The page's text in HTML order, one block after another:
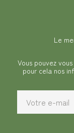
Le
Vous pouvez
pour cela nos